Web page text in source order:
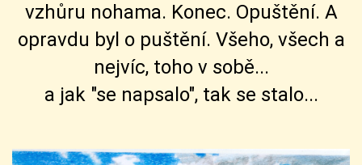
vzhůru nohama. Konec. Opuštění. A
opravdu byl o puštění. Všeho, všech a
nejvíc, toho v sobě...
a jak "se napsalo", tak se stalo...